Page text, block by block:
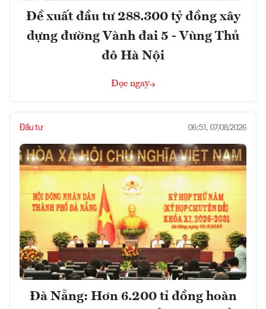
Đề xuất đầu tư 288.300 tỷ đồng xây
dựng đường Vành đai 5 - Vùng Thủ
đô Hà Nội
Đọc ngay
Đầu tư 06:51, 07/08/2026
Đà Nẵng: Hơn 6.200 tỉ đồng hoàn